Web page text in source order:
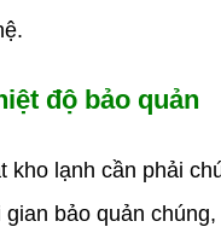
độ bảo quản
lạnh cần phải
gian bảo quản